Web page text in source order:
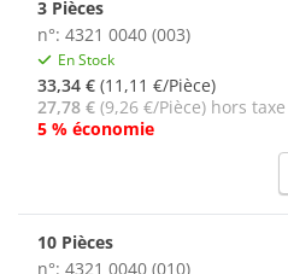
3 Pièces
n°: 4321 0040 (003)
En Stock
33,34 € (11,11 €/Pièce)
27,78 € (9,26 €/Pièce) hors taxe
5 % économie
10 Pièces
n°: 4321 0040 (010)